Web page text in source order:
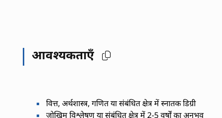
आवश्यकताएँ
वित्त, अर्थशास्त्र, गणित या संबंधित क्षेत्र में स्नातक डिग्री
जोखिम विश्लेषण या संबंधित क्षेत्र में 2-5 वर्षों का अनुभव